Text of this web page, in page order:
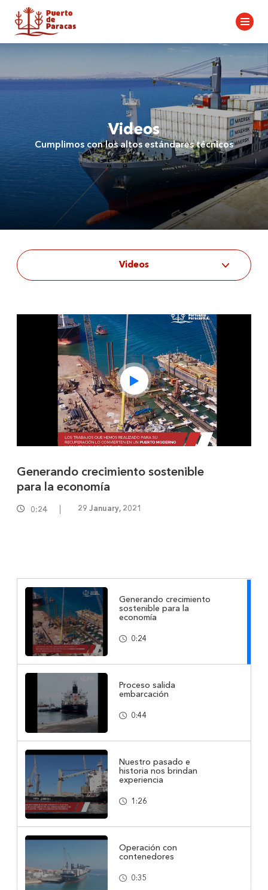
Videos
Cumplimos con los altos estándares técnicos
Videos
Generando crecimiento sostenible
para la economía
0:24 29 January, 2021
Generando crecimiento
sostenible para la
economía
0:24
Proceso salida
embarcación
0:44
Nuestro pasado e
historia nos brindan
experiencia
1:26
Operación con
contenedores
0:35